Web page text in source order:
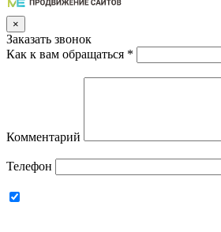
×
Заказать звонок
Как к вам обращаться *
Комментарий
Телефон